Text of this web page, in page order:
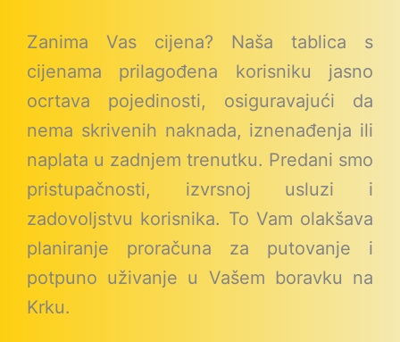
Zanima Vas cijena? Naša tablica s
cijenama prilagođena korisniku jasno
ocrtava pojedinosti, osiguravajući da
nema skrivenih naknada, iznenađenja ili
naplata u zadnjem trenutku. Predani smo
pristupačnosti, izvrsnoj usluzi i
zadovoljstvu korisnika. To Vam olakšava
planiranje proračuna za putovanje i
potpuno uživanje u Vašem boravku na
Krku.